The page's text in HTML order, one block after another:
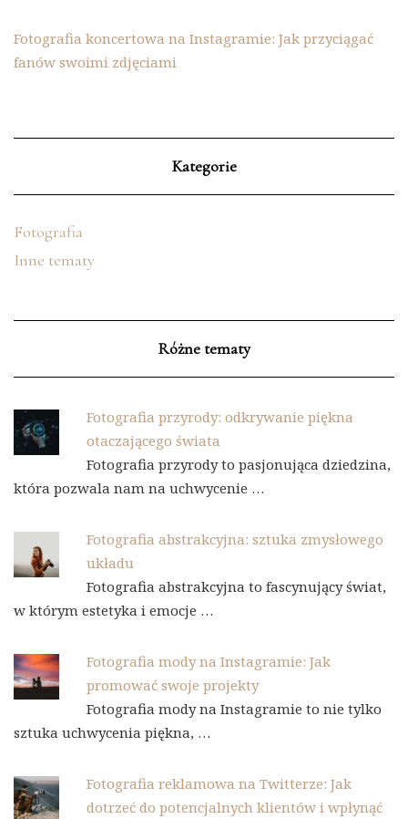
Fotografia koncertowa na Instagramie: Jak przyciągać
fanów swoimi zdjęciami
Kategorie
Fotografia
Inne tematy
Różne tematy
Fotografia przyrody: odkrywanie piękna
otaczającego świata
Fotografia przyrody to pasjonująca dziedzina,
która pozwala nam na uchwycenie …
Fotografia abstrakcyjna: sztuka zmysłowego
układu
Fotografia abstrakcyjna to fascynujący świat,
w którym estetyka i emocje …
Fotografia mody na Instagramie: Jak
promować swoje projekty
Fotografia mody na Instagramie to nie tylko
sztuka uchwycenia piękna, …
Fotografia reklamowa na Twitterze: Jak
dotrzeć do potencjalnych klientów i wpłynąć